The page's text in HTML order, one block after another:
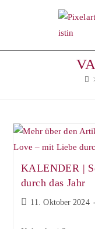
KALENDER |
durch das Jahr
Beitrag
11. Oktober 2024